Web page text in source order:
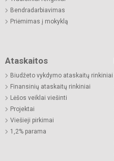
Bendradarbiavimas
Priėmimas į mokyklą
Ataskaitos
Biudžeto vykdymo ataskaitų rinkiniai
Finansinių ataskaitų rinkiniai
Lėšos veiklai viešinti
Projektai
Viešieji pirkimai
1,2% parama